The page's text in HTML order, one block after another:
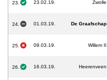
23. 23.02.19. Zwolle
24. 01.03.19. De Graafschap
25. 09.03.19. Willem II
26. 16.03.19. Heerenveen